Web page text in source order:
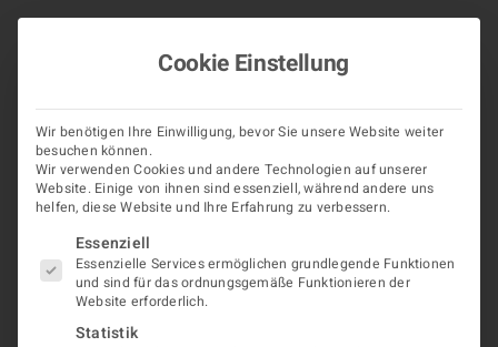
Zum
Zurück Vor
Was kostet ein
Alltagsbegleiter?
Cookie Einstellung
Wir benötigen Ihre Einwilligung, bevor Sie unsere Website weiter
besuchen können.
Wir verwenden Cookies und andere Technologien auf unserer
Website. Einige von ihnen sind essenziell, während andere uns
helfen, diese Website und Ihre Erfahrung zu verbessern.
Es folgt eine Liste der Service-Gruppen, für die eine
Essenziell
Essenzielle Services ermöglichen grundlegende Funktionen
und sind für das ordnungsgemäße Funktionieren der
Website erforderlich.
Statistik